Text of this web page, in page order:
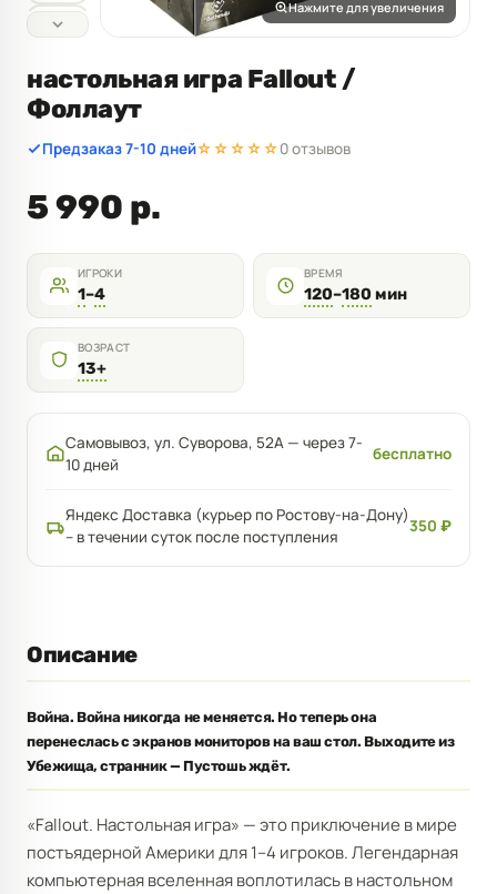
Нажмите для увеличения
настольная игра Fallout /
Фоллаут
Предзаказ 7-10 дней☆☆☆☆☆0 отзывов
5 990 р.
ИГРОКИ
1–4
ВРЕМЯ
120–180 мин
ВОЗРАСТ
13+
Самовывоз, ул. Суворова, 52А — через 7-
10 дней
бесплатно
Яндекс Доставка (курьер по Ростову-на-Дону)
– в течении суток после поступления
350 ₽
Описание
Война. Война никогда не меняется. Но теперь она
перенеслась с экранов мониторов на ваш стол. Выходите из
Убежища, странник — Пустошь ждёт.
«Fallout. Настольная игра» — это приключение в мире
постъядерной Америки для 1–4 игроков. Легендарная
компьютерная вселенная воплотилась в настольном